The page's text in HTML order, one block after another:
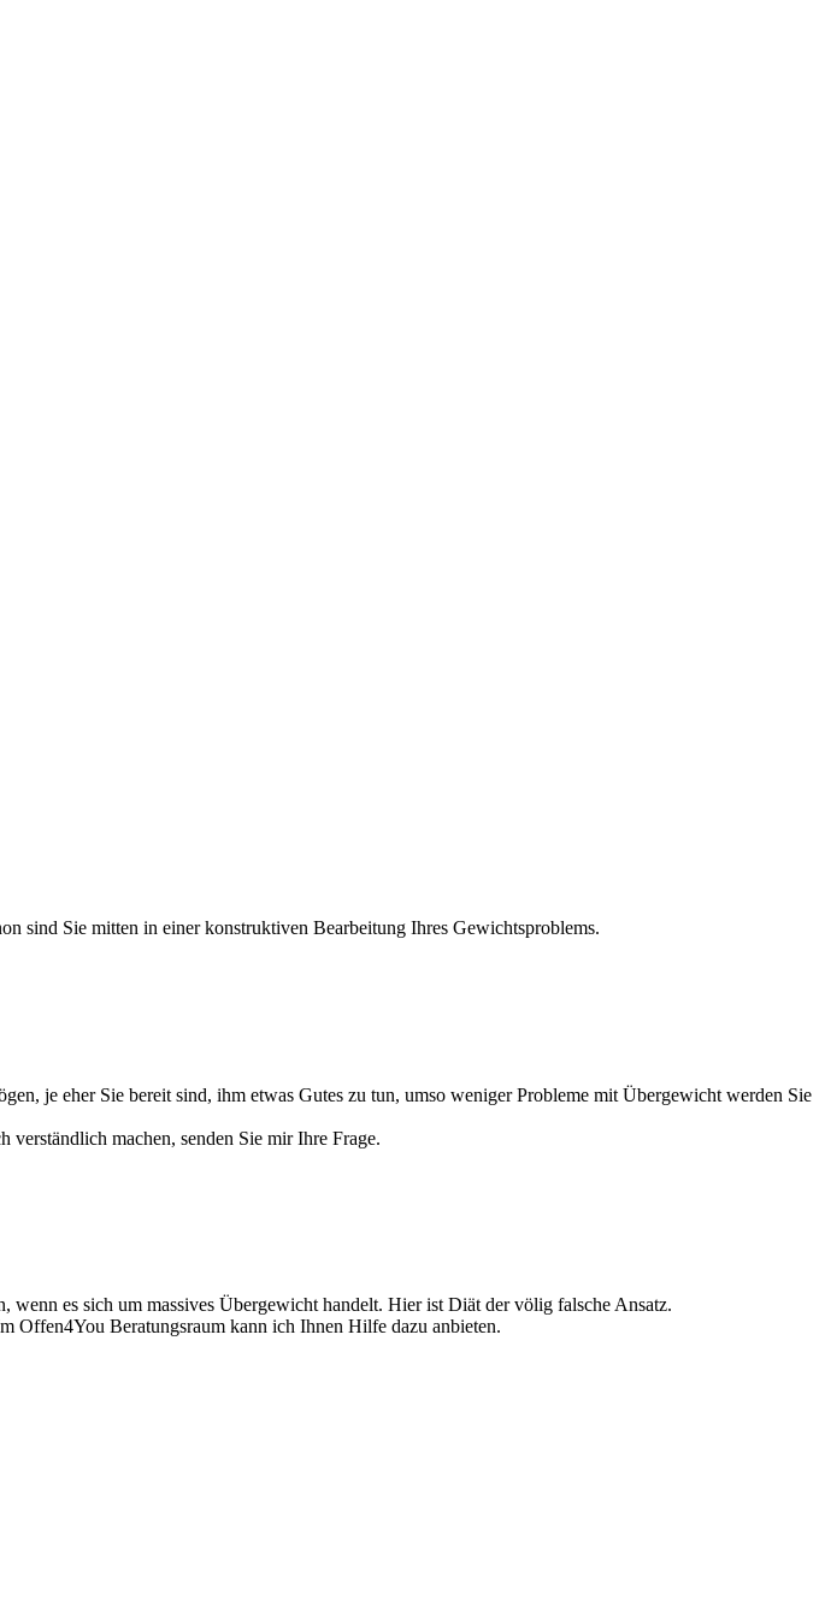
sind Sie mitten in einer konstruktiven Bearbeitung Ihres Gewichtsproblems.
je eher Sie bereit sind, ihm etwas Gutes zu tun, umso weniger Probleme mit Übergewicht werden Sie
verständlich machen, senden Sie mir Ihre Frage.
wenn es sich um massives Übergewicht handelt. Hier ist Diät der völig falsche Ansatz.
Offen4You Beratungsraum kann ich Ihnen Hilfe dazu anbieten.